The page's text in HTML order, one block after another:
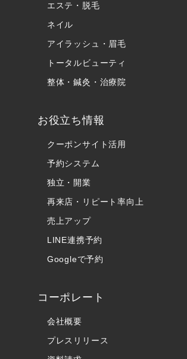
エステ・脱毛
ネイル
アイラッシュ・眉毛
トータルビューティ
整体・鍼灸・治療院
お役立ち情報
クーポンサイト活用
予約システム
独立・開業
再来店・リピート率向上
売上アップ
LINE連携予約
Googleで予約
コーポレート
会社概要
プレスリリース